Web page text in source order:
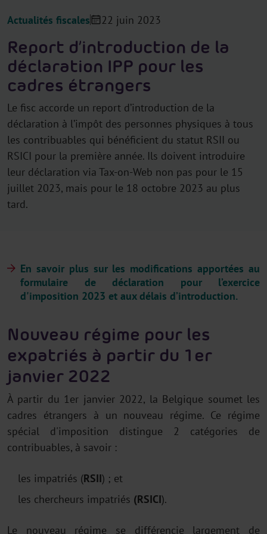
Actualités fiscales 22 juin 2023
Report d’introduction de la
déclaration IPP pour les
cadres étrangers
Le fisc accorde un report d’introduction de la
déclaration à l’impôt des personnes physiques à tous
les contribuables qui bénéficient du statut RSII ou
RSICI pour la première année. Ils doivent introduire
leur déclaration via Tax-on-Web non pas pour le 15
juillet 2023, mais pour le 18 octobre 2023 au plus
tard.
En savoir plus sur les modifications apportées au
formulaire de déclaration pour l’exercice
d'imposition 2023 et aux délais d’introduction.
Nouveau régime pour les
expatriés à partir du 1er
janvier 2022
À partir du 1er janvier 2022, la Belgique soumet les
cadres étrangers à un nouveau régime. Ce régime
spécial d'imposition distingue 2 catégories de
contribuables, à savoir :
les impatriés (RSII) ; et
les chercheurs impatriés (RSICI).
Le nouveau régime se différencie largement de